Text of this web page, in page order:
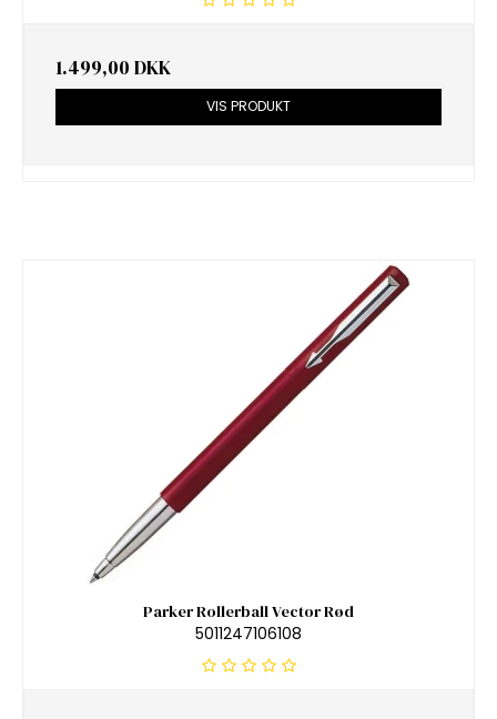
1.499,00 DKK
VIS PRODUKT
Parker Rollerball Vector Rød
5011247106108